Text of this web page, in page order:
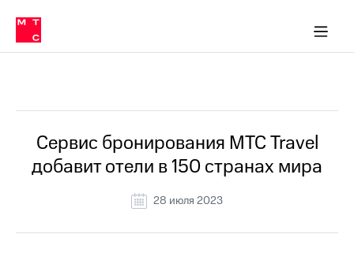
Медиа-центр
и акционерам
Устойчивое развитие
Комплаенс и деловая этика
компании
Карьера
История
компании
Руководство
в МТС
Пресс-
релизы
о технологиях
Сервис бронирования МТС Travel
добавит отели в 150 странах мира
28 июля 2023